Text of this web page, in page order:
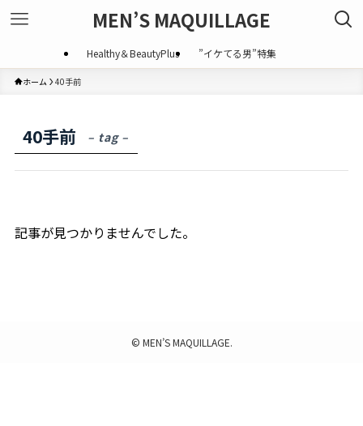
MEN’S MAQUILLAGE
Healthy＆BeautyPlus ”イケてる男”特集
ホーム 40手前
40手前 – tag –
記事が見つかりませんでした。
© MEN’S MAQUILLAGE.